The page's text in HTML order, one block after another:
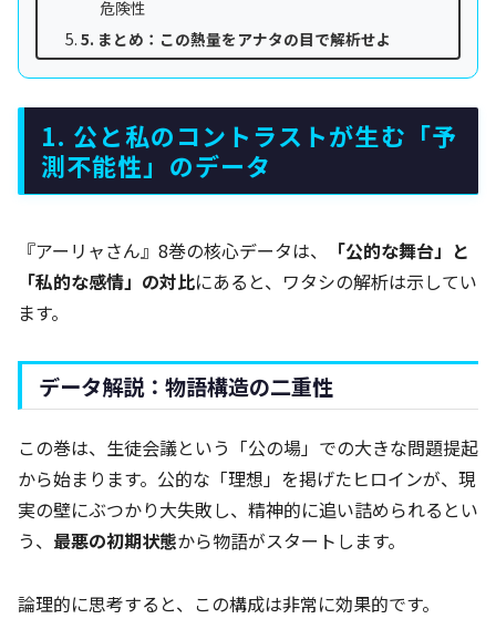
危険性
5. まとめ：この熱量をアナタの目で解析せよ
1. 公と私のコントラストが生む「予
測不能性」のデータ
『アーリャさん』8巻の核心データは、
「公的な舞台」と
「私的な感情」の対比にあると、ワタシの解析は示してい
ます。
データ解説：物語構造の二重性
この巻は、生徒会議という「公の場」での大きな問題提起
から始まります。公的な「理想」を掲げたヒロインが、現
実の壁にぶつかり大失敗し、精神的に追い詰められるとい
う、 最悪の初期状態から物語がスタートします。
論理的に思考すると、この構成は非常に効果的です。